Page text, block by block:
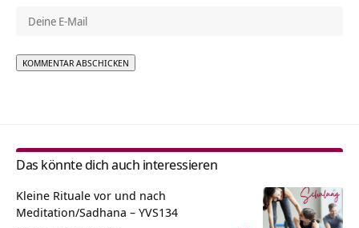
Das könnte dich auch interessieren
Kleine Rituale vor und nach
Meditation/Sadhana – YVS134